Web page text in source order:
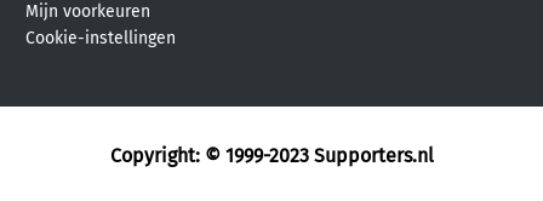
Mijn voorkeuren
Cookie-instellingen
Copyright: © 1999-2023 Supporters.nl